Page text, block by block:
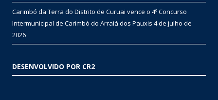
Carimbó da Terra do Distrito de Curuai vence o 4º Concurso
Intermunicipal de Carimbó do Arraiá dos Pauxis 4 de julho de
2026
DESENVOLVIDO POR CR2